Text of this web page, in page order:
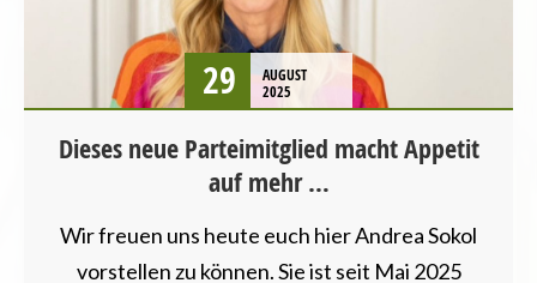
TIERSCHUTZ / TIERRECHTE
29
AUGUST
2025
Dieses neue Parteimitglied macht Appetit
auf mehr …
Wir freuen uns heute euch hier Andrea Sokol
vorstellen zu können. Sie ist seit Mai 2025